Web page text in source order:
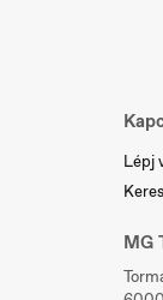
Lépj
MG